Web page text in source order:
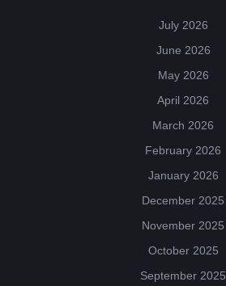
July 2026
June 2026
May 2026
April 2026
March 2026
February 2026
January 2026
December 2025
November 2025
October 2025
September 2025